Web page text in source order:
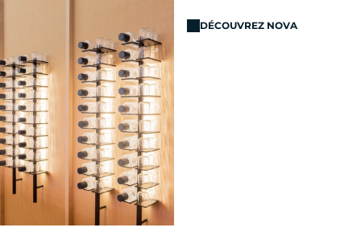
DÉCOUVREZ NOVA